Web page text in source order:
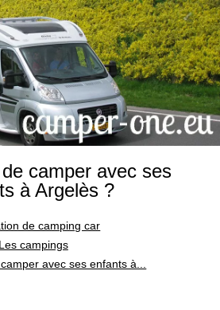
camper avec ses
à Argelès ?
de camping car
Les campings
avec ses enfants à...